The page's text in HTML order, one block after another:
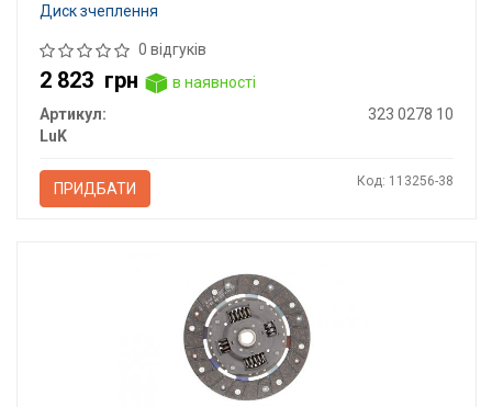
Диск зчеплення
0 відгуків
2 823 грн
в наявності
Артикул:
323 0278 10
LuK
ПРИДБАТИ Код: 113256-38